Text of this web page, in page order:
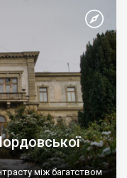
між багатством